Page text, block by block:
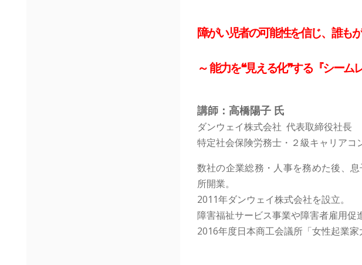
障がい児者の可能性を信じ、誰も
～ 能力を❝見える化❞する『シーム
講師：高橋陽子 氏
ダンウェイ株式会社 代表取締役社長
特定社会保険労務士・２級キャリアコ
数社の企業総務・人事を務めた後、
所開業。
2011年ダンウェイ株式会社を設立。
障害福祉サービス事業や障害者雇用促
2016年度日本商工会議所「女性起業